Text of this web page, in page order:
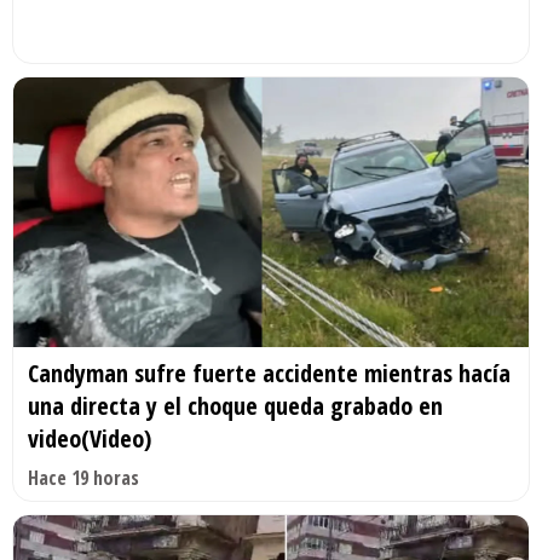
Candyman sufre fuerte accidente mientras hacía
una directa y el choque queda grabado en
video(Video)
Hace 19 horas